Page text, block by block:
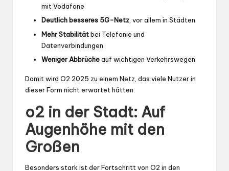
mit Vodafone
Deutlich besseres 5G-Netz, vor allem in Städten
Mehr Stabilitätbei Telefonie und
Datenverbindungen
Weniger Abbrücheauf wichtigen Verkehrswegen
Damit wird O2 2025 zu einem Netz, das viele Nutzer in
dieser Form nicht erwartet hätten.
o2 in der Stadt: Auf
Augenhöhe mit den
Großen
Besonders stark ist der Fortschritt von O2 in den